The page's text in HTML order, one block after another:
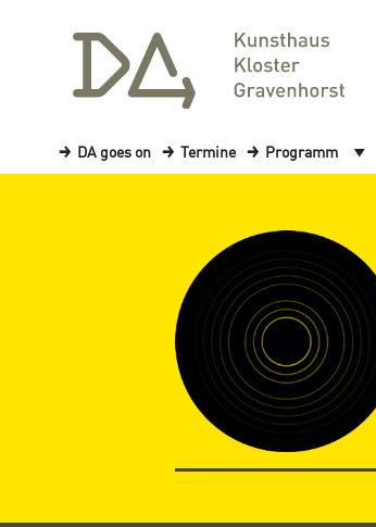
DA goes on Termine Programm